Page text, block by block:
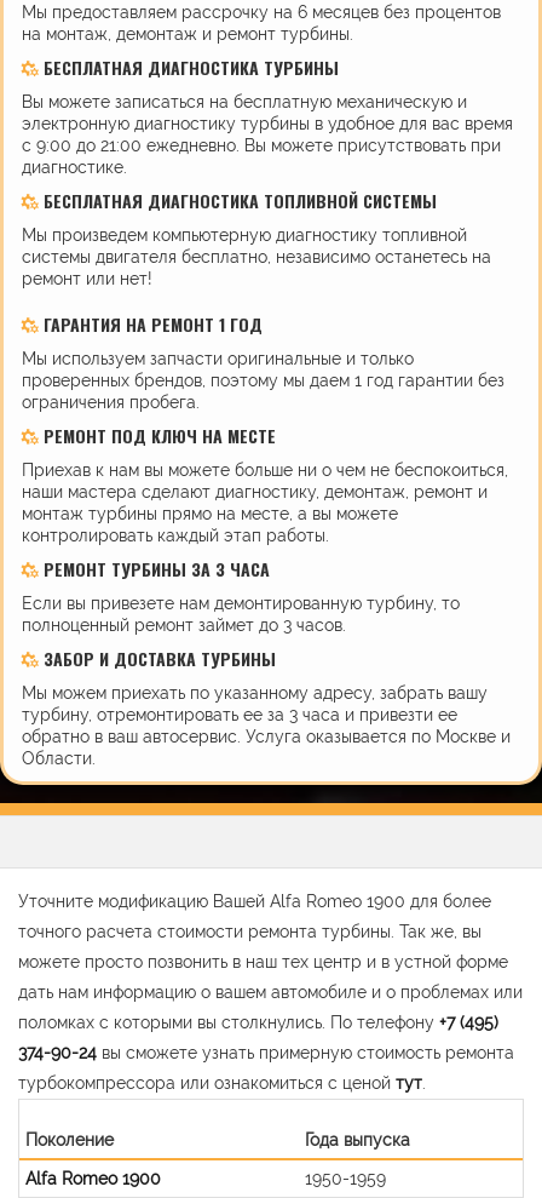
Мы предоставляем рассрочку на 6 месяцев без процентов
на монтаж, демонтаж и ремонт турбины.
БЕСПЛАТНАЯ ДИАГНОСТИКА ТУРБИНЫ
Вы можете записаться на бесплатную механическую и
электронную диагностику турбины в удобное для вас время
с 9:00 до 21:00 ежедневно. Вы можете присутствовать при
диагностике.
БЕСПЛАТНАЯ ДИАГНОСТИКА ТОПЛИВНОЙ СИСТЕМЫ
Мы произведем компьютерную диагностику топливной
системы двигателя бесплатно, независимо останетесь на
ремонт или нет!
ГАРАНТИЯ НА РЕМОНТ 1 ГОД
Мы используем запчасти оригинальные и только
проверенных брендов, поэтому мы даем 1 год гарантии без
ограничения пробега.
РЕМОНТ ПОД КЛЮЧ НА МЕСТЕ
Приехав к нам вы можете больше ни о чем не беспокоиться,
наши мастера сделают диагностику, демонтаж, ремонт и
монтаж турбины прямо на месте, а вы можете
контролировать каждый этап работы.
РЕМОНТ ТУРБИНЫ ЗА 3 ЧАСА
Если вы привезете нам демонтированную турбину, то
полноценный ремонт займет до 3 часов.
ЗАБОР И ДОСТАВКА ТУРБИНЫ
Мы можем приехать по указанному адресу, забрать вашу
турбину, отремонтировать ее за 3 часа и привезти ее
обратно в ваш автосервис. Услуга оказывается по Москве и
Области.
Уточните модификацию Вашей Alfa Romeo 1900 для более
точного расчета стоимости ремонта турбины. Так же, вы
можете просто позвонить в наш тех центр и в устной форме
дать нам информацию о вашем автомобиле и о проблемах или
поломках с которыми вы столкнулись. По телефону +7 (495)
374-90-24 вы сможете узнать примерную стоимость ремонта
турбокомпрессора или ознакомиться с ценой тут
Поколение
Года выпуска
Alfa Romeo 1900
1950-1959